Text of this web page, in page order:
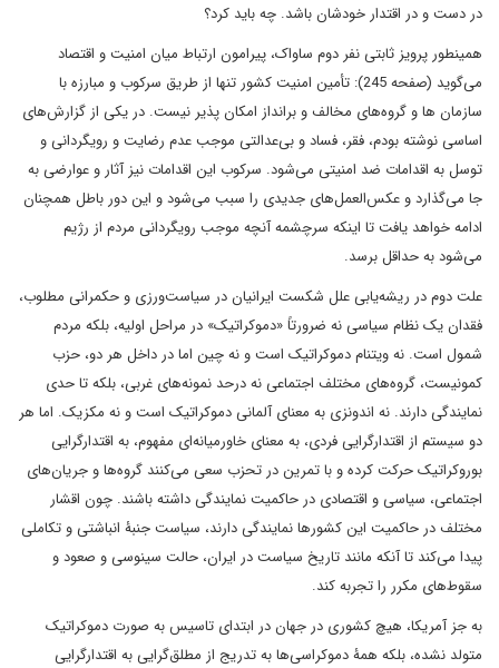
در دست و در اقتدار خودشان باشد. چه باید کرد؟
همینطور پرویز ثابتی نفر دوم ساواک، پیرامون ارتباط میان امنیت و اقتصاد
می‌گوید (صفحه 245): تأمین امنیت کشور تنها از طریق سرکوب و مبارزه با
سازمان ها و گروه‌های مخالف و برانداز امکان پذیر نیست. در یکی از گزارش‌های
اساسی نوشته بودم، فقر، فساد و بی‌عدالتی موجب عدم رضایت و رویگردانی و
توسل به اقدامات ضد امنیتی می‌شود. سرکوب این اقدامات نیز آثار و عوارضی به
جا می‌گذارد و عکس‌العمل‌های جدیدی را سبب می‌شود و این دور باطل همچنان
ادامه خواهد یافت تا اینکه سرچشمه آنچه موجب رویگردانی مردم از رژیم
می‌شود به حداقل برسد.
علت دوم در ریشه‌یابی علل شکست ایرانیان در سیاست‌ورزی و حکمرانی مطلوب،
فقدان یک نظام سیاسی نه ضرورتاً «دموکراتیک» در مراحل اولیه، بلکه مردم
شمول است. نه ویتنام دموکراتیک است و نه چین اما در داخل هر دو، حزب
کمونیست، گروه‌های مختلف اجتماعی نه درحد نمونه‌های غربی، بلکه تا حدی
نمایندگی دارند. نه اندونزی به معنای آلمانی دموکراتیک است و نه مکزیک. اما هر
دو سیستم از اقتدارگرایی فردی، به معنای خاورمیانه‌ای مفهوم، به اقتدارگرایی
بوروکراتیک حرکت کرده و با تمرین در تحزب سعی می‌کنند گروه‌ها و جریان‌های
اجتماعی، سیاسی و اقتصادی در حاکمیت نمایندگی داشته باشند. چون اقشار
مختلف در حاکمیت این کشورها نمایندگی دارند، سیاست جنبۀ انباشتی و تکاملی
پیدا می‌کند تا آنکه مانند تاریخ سیاست در ایران، حالت سینوسی و صعود و
سقوط‌های مکرر را تجربه کند.
به جز آمریکا، هیچ کشوری در جهان در ابتدای تاسیس به صورت دموکراتیک
متولد نشده، بلکه همۀ دموکراسی‌ها به تدریج از مطلق‌گرایی به اقتدارگرایی